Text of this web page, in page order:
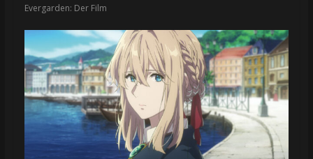
Evergarden: Der Film